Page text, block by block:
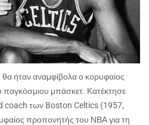
ήταν αναμφίβολα ο κορυφαίος
παγκόσμιου μπάσκετ. Κατέκτησε
coach των Boston Celtics (1957,
προπονητής του ΝΒΑ για τη